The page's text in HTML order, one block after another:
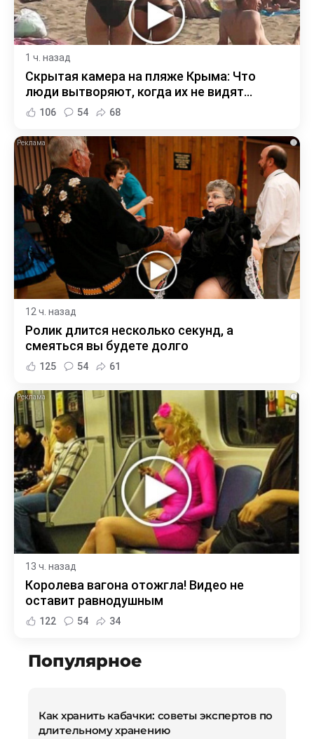
1 ч. назад
Скрытая камера на пляже Крыма: Что
люди вытворяют, когда их не видят...
106 54 68
i
12 ч. назад
Ролик длится несколько секунд, а
смеяться вы будете долго
125 54 61
i
13 ч. назад
Королева вагона отожгла! Видео не
оставит равнодушным
122 54 34
Популярное
Как хранить кабачки: советы экспертов по
длительному хранению